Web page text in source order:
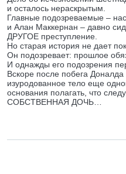
и осталось нераскрытым.
Главные подозреваемые –
и Алан Маккернан – давно
ДРУГОЕ преступление.
Но старая история не дает
Он подозревает: прошлое
И однажды его подозрения
Вскоре после побега
изуродованное тело еще
основания полагать, что
СОБСТВЕННАЯ ДОЧЬ…